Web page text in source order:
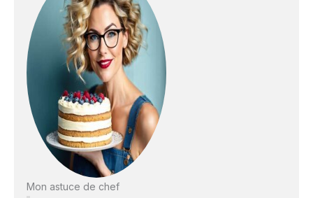
Mon astuce de chef